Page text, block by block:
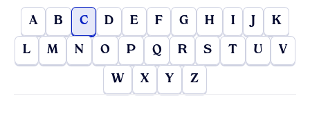
A B C D E F G H I J K
L M N O P Q R S T U V
W X Y Z